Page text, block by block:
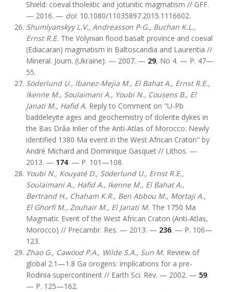
Shield: coeval tholeiitic and jotunitic magmatism // GFF.
— 2016. — doi: 10.1080/11035897.2015.1116602.
Shumlyanskyy L.V., Andreasson P-G., Buchan K.L.,
Ernst R.E. The Volynian flood basalt province and coeval
(Ediacaran) magmatism in Baltoscandia and Laurentia //
Mineral. Journ. (Ukraine). — 2007. — 29, No 4. — P. 47—
55.
Söderlund U., Ibanez-Mejia M., El Bahat A., Ernst R.E.,
Ikenne M., Soulaimani A., Youbi N., Cousens B., El
Janati M., Hafid A. Reply to Comment on "U-Pb
baddeleyite ages and geochemistry of dolerite dykes in
the Bas Drâa Inlier of the Anti-Atlas of Morocco: Newly
identified 1380 Ma event in the West African Craton" by
André Michard and Dominique Gasquet // Lithos. —
2013. — 174. — P. 101—108.
Youbi N., Kouyaté D., Söderlund U., Ernst R.E.,
Soulaimani A., Hafid A., Ikenne M., El Bahat A.,
Bertrand H., Chaham K.R., Ben Abbou M., Mortaji A.,
El Ghorfi M., Zouhair M., El Janati M. The 1750 Ma
Magmatic Event of the West African Craton (Anti-Atlas,
Morocco) // Precambr. Res. — 2013. — 236. — Р. 106—
123.
Zhao G., Cawood P.A., Wilde S.A., Sun M. Review of
global 2.1—1.8 Ga orogens: implications for a pre-
Rodinia supercontinent // Earth Sci. Rev. — 2002. — 59.
— Р. 125—162.